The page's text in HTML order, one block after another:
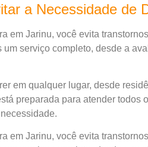
a Necessidade de
em Jarinu, você evita
um serviço completo, desde a
em qualquer lugar, desde
preparada para atender todos
em Jarinu, você evita